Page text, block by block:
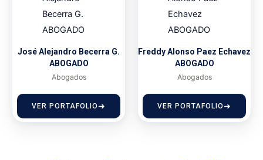
José Alejandro Becerra G.
ABOGADO
Abogados
VER PORTAFOLIO
Freddy Alonso Paez Echavez
ABOGADO
Abogados
VER PORTAFOLIO